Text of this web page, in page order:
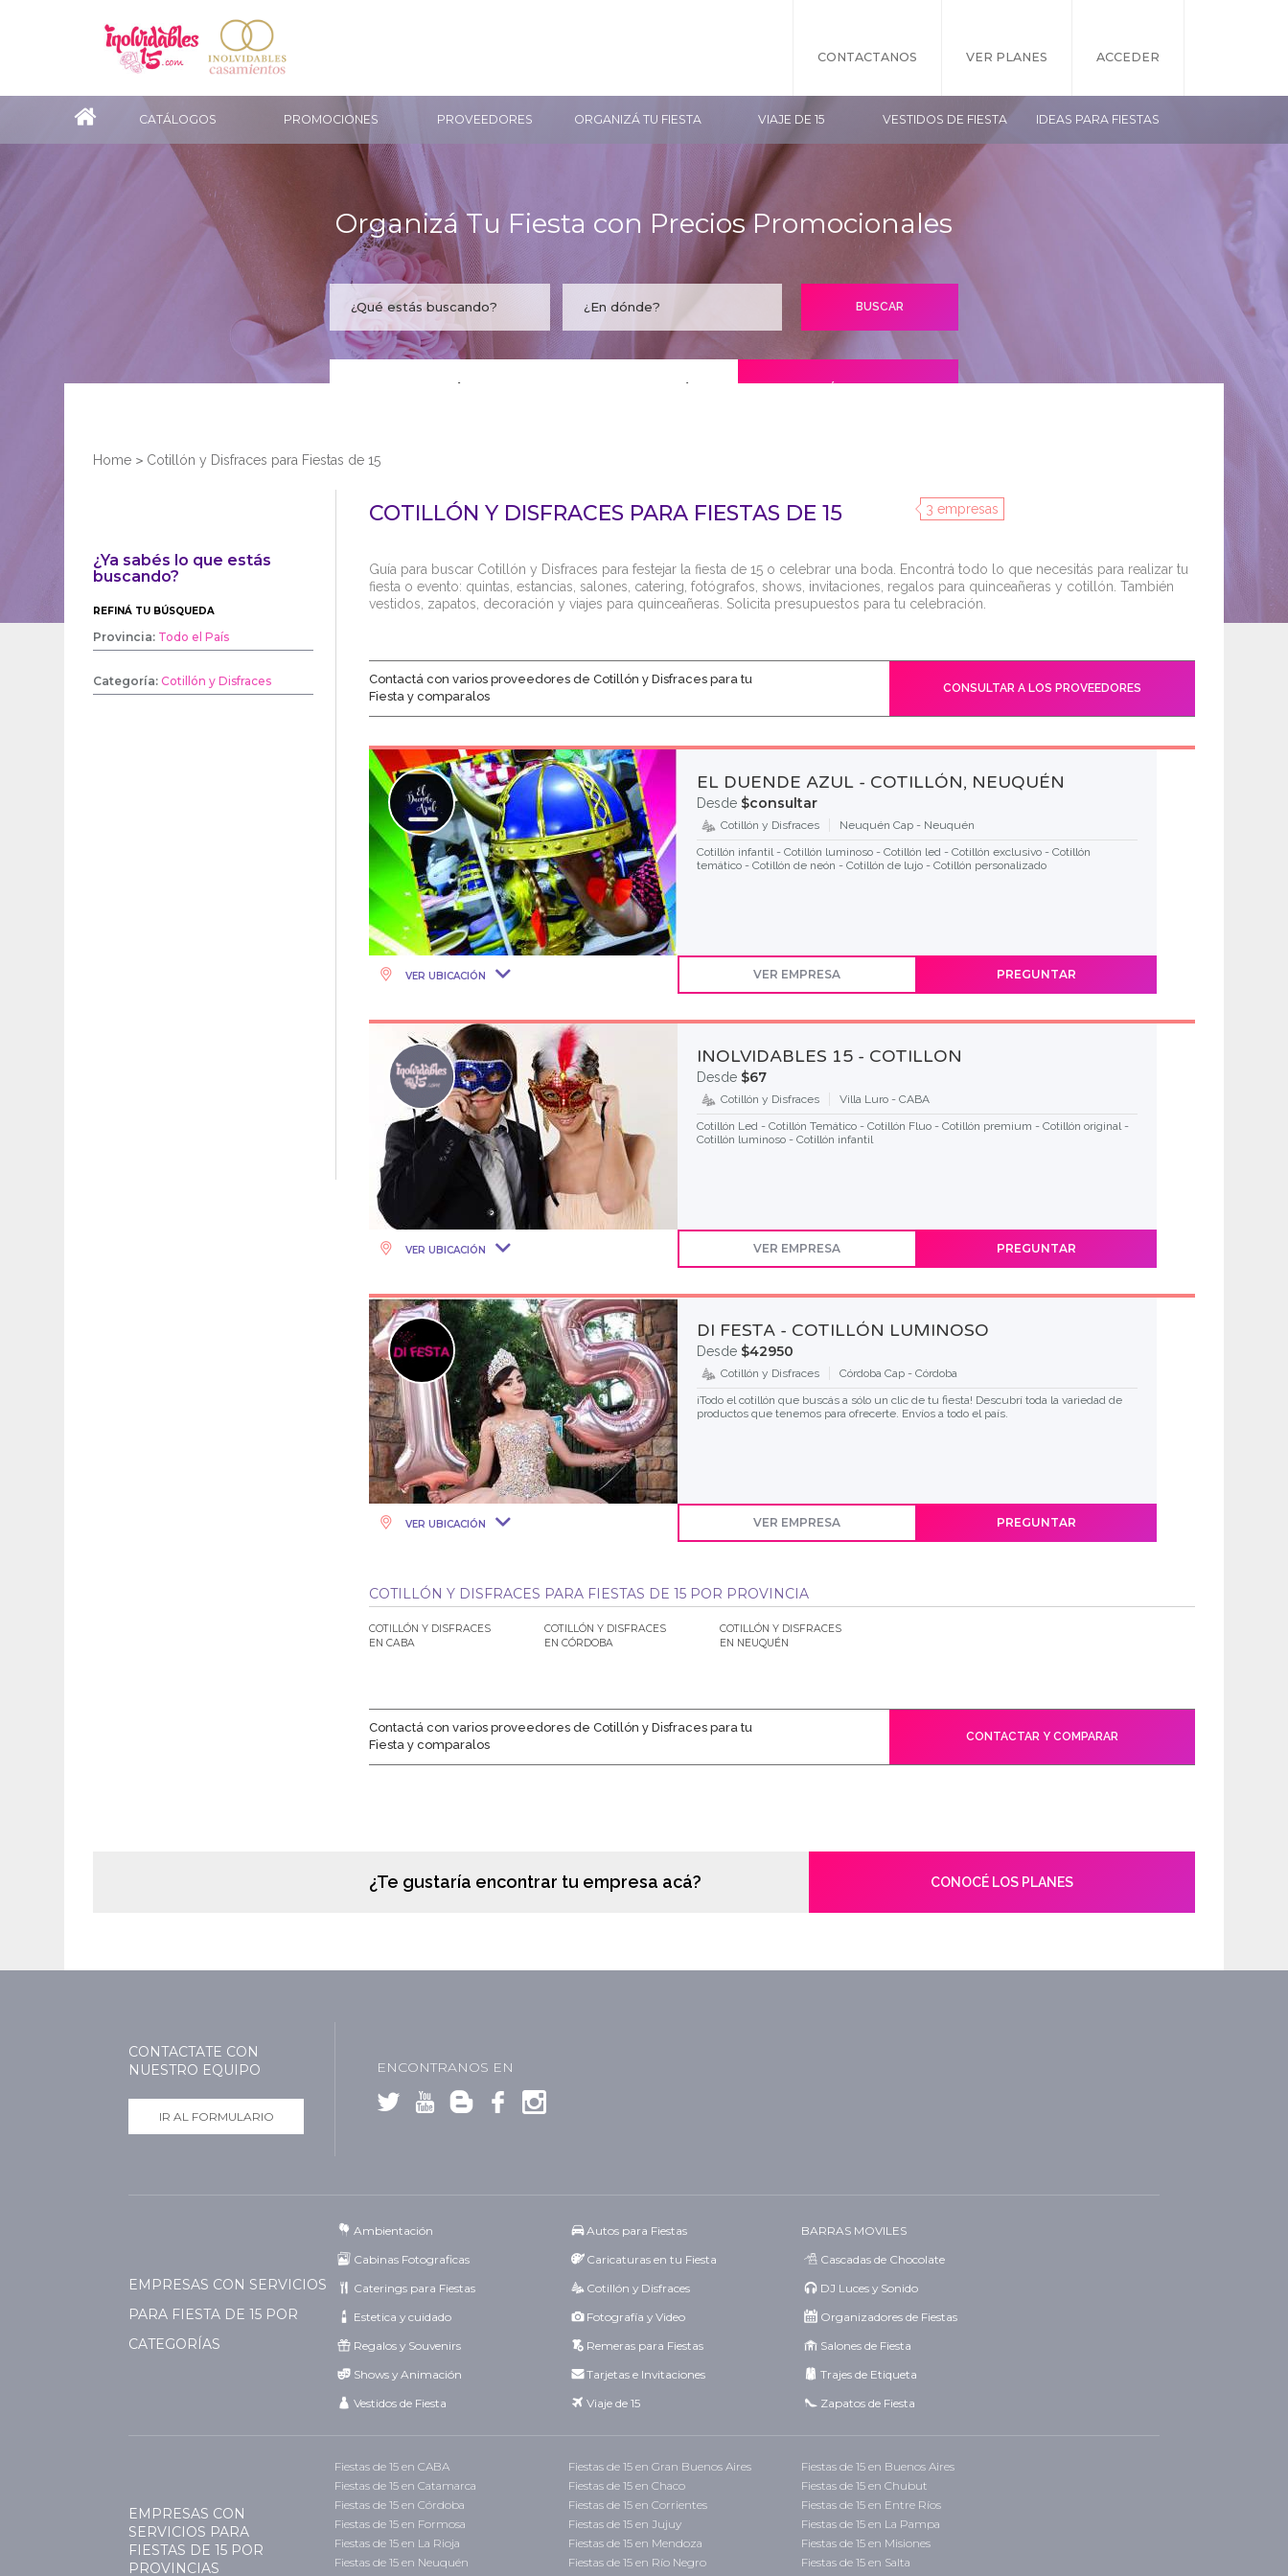
CONTACTANOS VER PLANES ACCEDER
CATÁLOGOS PROMOCIONES PROVEEDORES ORGANIZÁ TU FIESTA VIAJE DE 15 VESTIDOS DE FIESTA IDEAS PARA FIESTAS
Organizá Tu Fiesta con Precios Promocionales
¿Te gustaría encontrar tu empresa acá?
Home > Cotillón y Disfraces para Fiestas de 15
¿Ya sabés lo que estás
buscando?
REFINÁ TU BÚSQUEDA
Provincia: Todo el País
Categoría:Cotillón y Disfraces
COTILLÓN Y DISFRACES PARA FIESTAS DE 15 3 empresas
Guía para buscar Cotillón y Disfraces para festejar la fiesta de 15 o celebrar una boda. Encontrá todo lo que necesitás para realizar tu
fiesta o evento: quintas, estancias, salones, catering, fotógrafos, shows, invitaciones, regalos para quinceañeras y cotillón. También
vestidos, zapatos, decoración y viajes para quinceañeras. Solicita presupuestos para tu celebración.
Contactá con varios proveedores de Cotillón y Disfraces para tu
Fiesta y comparalos
CONSULTAR A LOS PROVEEDORES
EL DUENDE AZUL - COTILLÓN, NEUQUÉN
Desde $consultar
Cotillón y Disfraces
Neuquén Cap - Neuquén
Cotillón infantil - Cotillón luminoso - Cotillón led - Cotillón exclusivo - Cotillón
temático - Cotillón de neón - Cotillón de lujo - Cotillón personalizado
VER UBICACIÓN VER EMPRESA PREGUNTAR
INOLVIDABLES 15 - COTILLON
Desde $67
Cotillón y Disfraces
Villa Luro - CABA
Cotillón Led - Cotillón Temático - Cotillón Fluo - Cotillón premium - Cotillón original -
Cotillón luminoso - Cotillón infantil
VER UBICACIÓN VER EMPRESA PREGUNTAR
DI FESTA - COTILLÓN LUMINOSO
Desde $42950
Cotillón y Disfraces
Córdoba Cap - Córdoba
¡Todo el cotillón que buscás a sólo un clic de tu fiesta! Descubrí toda la variedad de
productos que tenemos para ofrecerte. Envíos a todo el país.
VER UBICACIÓN VER EMPRESA PREGUNTAR
COTILLÓN Y DISFRACES PARA FIESTAS DE 15 POR PROVINCIA
COTILLÓN Y DISFRACES
EN CABA
COTILLÓN Y DISFRACES
EN CÓRDOBA
COTILLÓN Y DISFRACES
EN NEUQUÉN
Contactá con varios proveedores de Cotillón y Disfraces para tu
Fiesta y comparalos
CONTACTAR Y COMPARAR
¿Te gustaría encontrar tu empresa acá? CONOCÉ LOS PLANES
CONTACTATE CON
NUESTRO EQUIPO
IR AL FORMULARIO
ENCONTRANOS EN
EMPRESAS CON SERVICIOS
PARA FIESTA DE 15 POR
CATEGORÍAS
Ambientación Autos para Fiestas
BARRAS MOVILES
Cabinas Fotograficas
Caricaturas en tu Fiesta
Cascadas de Chocolate
Caterings para Fiestas
Cotillón y Disfraces
DJ Luces y Sonido
Estetica y cuidado
Fotografía y Video
Organizadores de Fiestas
Regalos y Souvenirs
Remeras para Fiestas
Salones de Fiesta
Shows y Animación
Tarjetas e Invitaciones
Trajes de Etiqueta
Vestidos de Fiesta
Viaje de 15 Zapatos de Fiesta
EMPRESAS CON
SERVICIOS PARA
FIESTAS DE 15 POR
PROVINCIAS
Fiestas de 15 en CABA Fiestas de 15 en Gran Buenos Aires
Fiestas de 15 en Buenos Aires
Fiestas de 15 en Catamarca
Fiestas de 15 en Chaco
Fiestas de 15 en Chubut
Fiestas de 15 en Córdoba
Fiestas de 15 en Corrientes
Fiestas de 15 en Entre Ríos
Fiestas de 15 en Formosa
Fiestas de 15 en Jujuy
Fiestas de 15 en La Pampa
Fiestas de 15 en La Rioja
Fiestas de 15 en Mendoza
Fiestas de 15 en Misiones
Fiestas de 15 en Neuquén
Fiestas de 15 en Río Negro
Fiestas de 15 en Salta